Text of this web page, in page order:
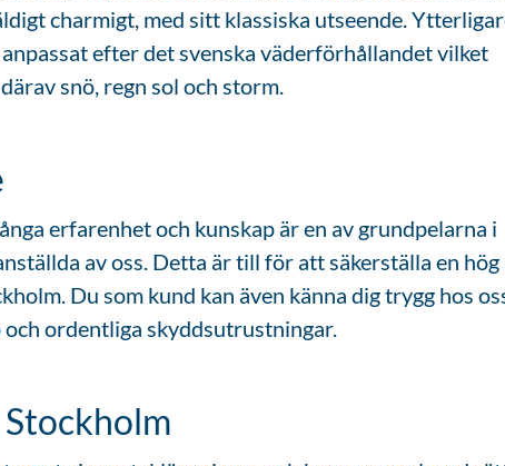
charmigt, med sitt klassiska utseende.
efter det svenska väderförhållandet vilket
snö, regn sol och storm.
erfarenhet och kunskap är en av grundpelarna i
av oss. Detta är till för att säkerställa en hög
Du som kund kan även känna dig trygg hos
ordentliga skyddsutrustningar.